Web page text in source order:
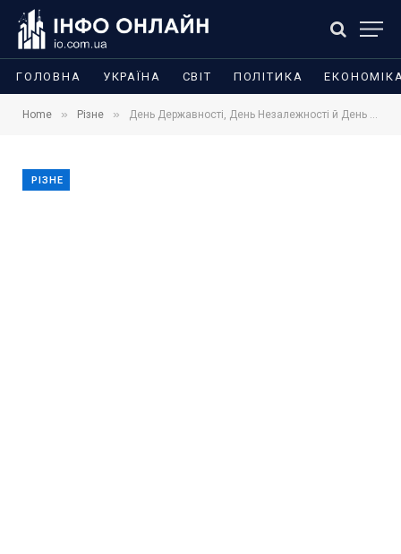
ГОЛОВНА УКРАЇНА СВІТ ПОЛІТИКА
Home » Різне » День Державності, День Незалежності й День Конституції: у чому різниця
РІЗНЕ